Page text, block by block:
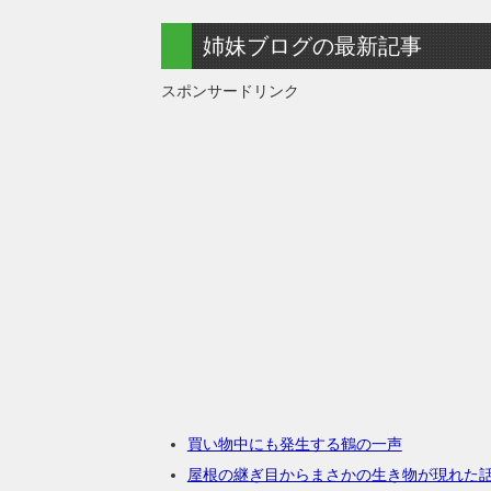
姉妹ブログの最新記事
スポンサードリンク
買い物中にも発生する鶴の一声
屋根の継ぎ目からまさかの生き物が現れた